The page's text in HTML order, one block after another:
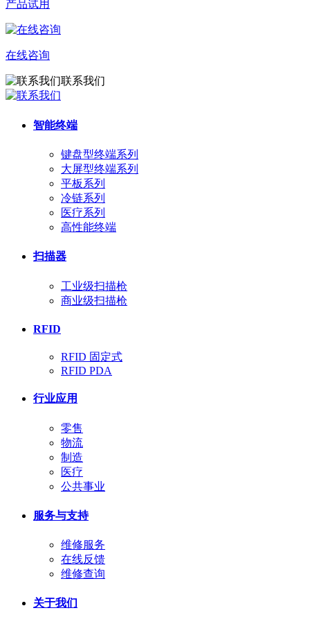
产品试用
在线咨询
联系我们
智能终端
键盘型终端系列
大屏型终端系列
平板系列
冷链系列
医疗系列
高性能终端
扫描器
工业级扫描枪
商业级扫描枪
RFID
RFID 固定式
RFID PDA
行业应用
零售
物流
制造
医疗
公共事业
服务与支持
维修服务
在线反馈
维修查询
关于我们